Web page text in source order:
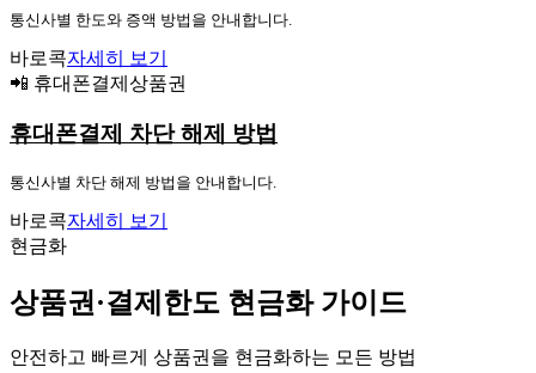
통신사별 한도와 증액 방법을 안내합니다.
바로콕자세히 보기
📲 휴대폰결제상품권
휴대폰결제 차단 해제 방법
통신사별 차단 해제 방법을 안내합니다.
바로콕자세히 보기
현금화
상품권·결제한도 현금화 가이드
안전하고 빠르게 상품권을 현금화하는 모든 방법